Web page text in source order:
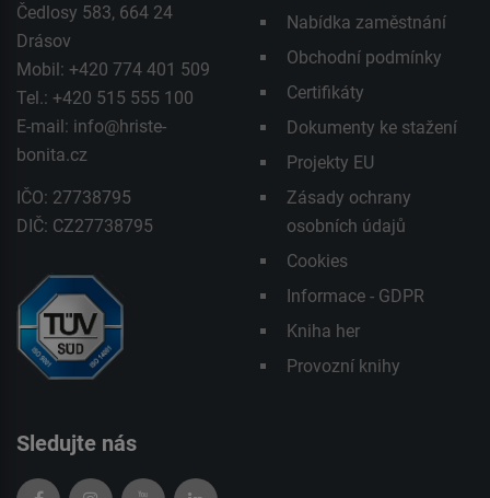
Čedlosy 583, 664 24
Drásov
Mobil: +420 774 401 509
Tel.: +420 515 555 100
E-mail: info@hriste-
bonita.cz
IČO: 27738795
DIČ: CZ27738795
Nabídka zaměstnání
Obchodní podmínky
Certifikáty
Dokumenty ke stažení
Projekty EU
Zásady ochrany
osobních údajů
Cookies
Informace - GDPR
Kniha her
Provozní knihy
Sledujte nás